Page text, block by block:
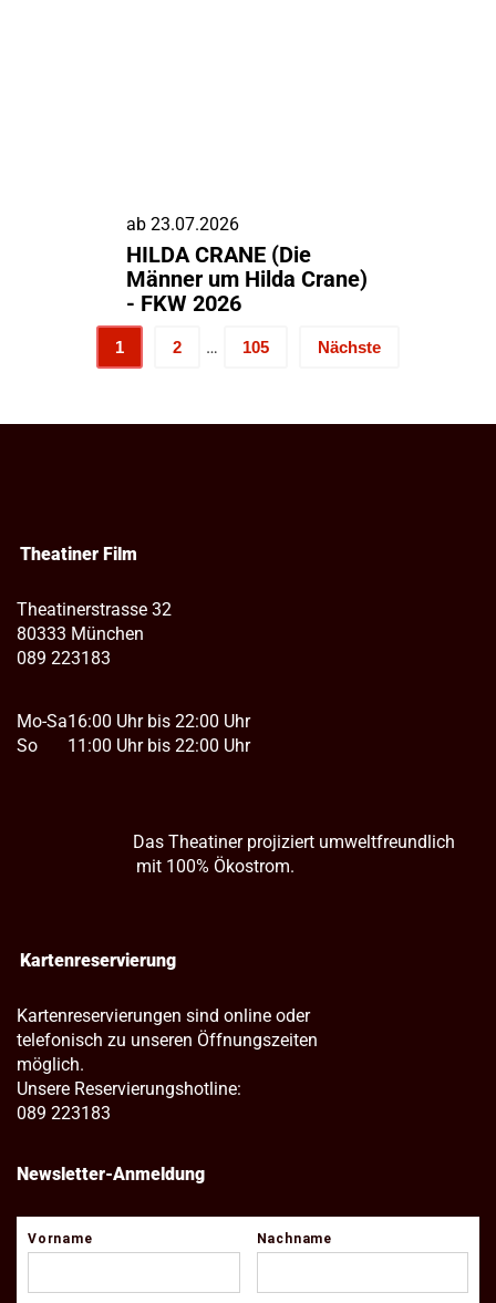
ab 23.07.2026
HILDA CRANE (Die
Männer um Hilda Crane)
- FKW 2026
1 2 … 105 Nächste
Theatiner Film
Theatinerstrasse 32
80333 München
089 223183
Mo-Sa
So
16:00 Uhr bis 22:00 Uhr
11:00 Uhr bis 22:00 Uhr
Das Theatiner projiziert umweltfreundlich
mit 100% Ökostrom.
Kartenreservierung
Kartenreservierungen sind online oder
telefonisch zu unseren Öffnungszeiten
möglich.
Unsere Reservierungshotline:
089 223183
Newsletter-Anmeldung